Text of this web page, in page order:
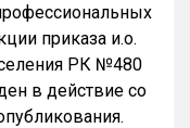
приказа и.о.
РК №480
в действие со